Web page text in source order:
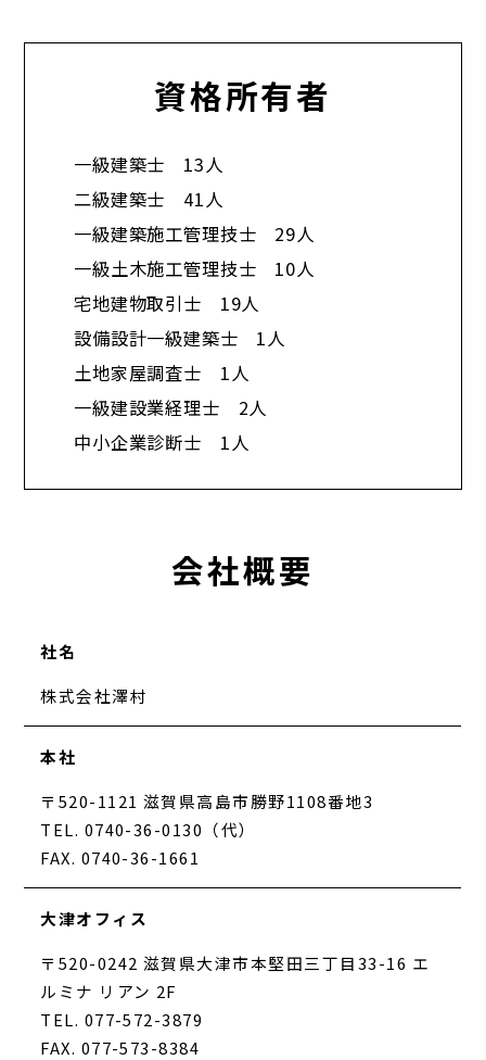
資格所有者
一級建築士 13人
二級建築士 41人
一級建築施工管理技士 29人
一級土木施工管理技士 10人
宅地建物取引士 19人
設備設計一級建築士 1人
土地家屋調査士 1人
一級建設業経理士 2人
中小企業診断士 1人​
会社概要
社名
株式会社澤村
本社
〒520-1121 滋賀県高島市勝野1108番地3
TEL. 0740-36-0130（代）
FAX. 0740-36-1661
大津オフィス
〒520-0242 滋賀県大津市本堅田三丁目33-16 エ
ルミナ リアン 2F
TEL. 077-572-3879
FAX. 077-573-8384